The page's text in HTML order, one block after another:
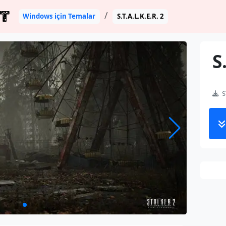
Windows için Temalar S.T.A.L.K.E.R. 2